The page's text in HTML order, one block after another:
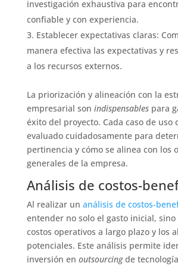
investigación exhaustiva para
confiable y con experiencia.
Establecer expectativas claras:
manera efectiva las expectativas y
a los recursos externos.
La priorización y alineación con la
empresarial son indispensablespara
éxito del proyecto. Cada caso de uso
evaluado cuidadosamente para
pertinencia y cómo se alinea con los
generales de la empresa.
Análisis de costos-
Al realizar un análisis de costos-
entender no solo el gasto inicial,
costos operativos a largo plazo y los
potenciales. Este análisis permite
inversión en outsourcingde